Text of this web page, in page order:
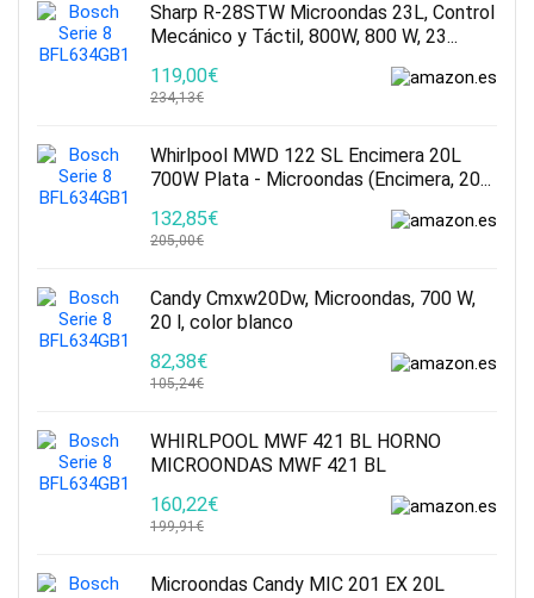
Sharp R-28STW Microondas 23L, Control
Mecánico y Táctil, 800W, 800 W, 23...
119,00€
234,13€
Whirlpool MWD 122 SL Encimera 20L
700W Plata - Microondas (Encimera, 20...
132,85€
205,00€
Candy Cmxw20Dw, Microondas, 700 W,
20 l, color blanco
82,38€
105,24€
WHIRLPOOL MWF 421 BL HORNO
MICROONDAS MWF 421 BL
160,22€
199,91€
Microondas Candy MIC 201 EX 20L